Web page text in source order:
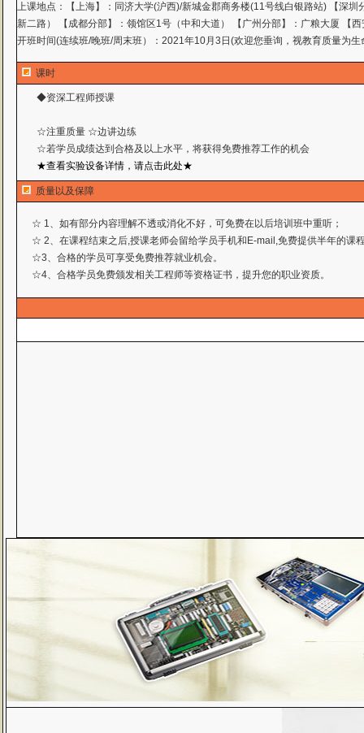
上课地点：
【上海】：同济大学(沪西)/新城金郡商务楼(11号线白银路站) 【深
新二路） 【成都分部】：领馆区1号（中和大道） 【广州分部】：广粮大厦 【
开班时间(连续班/晚班/周末班）：2021年10月3日(欢迎您垂询，视教育质量为生
课时
◆资深工程师授课
☆注重质量 ☆边讲边练
☆若学员成绩达到合格及以上水平，将获得免费推荐工作的机会
★查看实验设备详情，请点击此处★
质量以及保障
☆ 1、如有部分内容理解不透或消化不好，可免费在以后培训班中重听；
☆ 2、在课程结束之后,授课老师会留给学员手机和E-mail,免费提供半年的课
☆3、合格的学员可享受免费推荐就业机会。
☆4、合格学员免费颁发相关工程师等资格证书，提升您的职业资质。